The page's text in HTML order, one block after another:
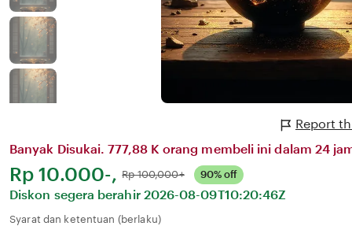
Report
Banyak Disukai. 777,88 K orang membeli ini dalam 24
Harga:
Rp 10.000-, Normal:
Rp 100,000+ 90% off
Diskon segera berahir 2026-08-09T10:20:46Z
Syarat dan ketentuan (berlaku)